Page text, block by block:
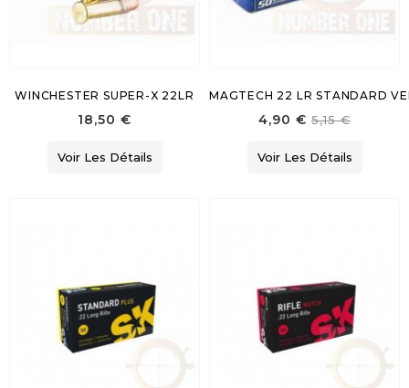
WINCHESTER SUPER-X 22LR
18,50 €
Voir Les Détails
MAGTECH 22 LR STANDARD
4,90 € 5,15 €
Voir Les Détails